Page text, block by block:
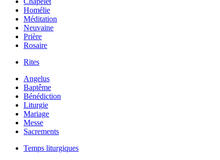
Homélie
Méditation
Neuvaine
Prière
Rosaire
Rites
Angelus
Baptême
Bénédiction
Liturgie
Mariage
Messe
Sacrements
Temps liturgiques